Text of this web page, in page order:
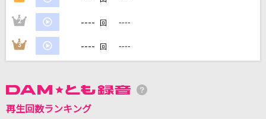
カラオケ最新情報をチェック！
2 ---- 回 ----
3 ---- 回 ----
再生回数ランキング